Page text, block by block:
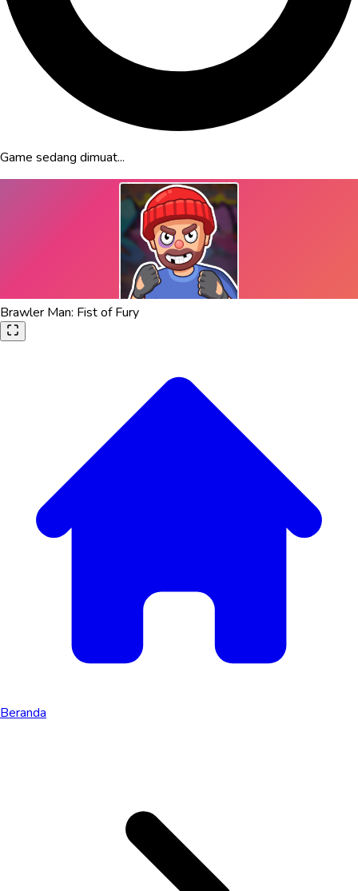
Game sedang dimuat...
Brawler Man: Fist of Fury
Beranda